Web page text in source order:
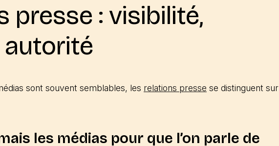
presse : visibilité,
sont souvent semblables, les relations presse se distinguent sur
les médias pour que l’on parle de